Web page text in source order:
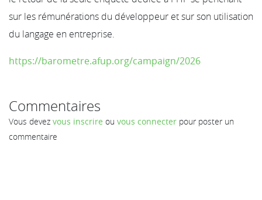
sur les rémunérations du développeur et sur son utilisation
du langage en entreprise.
https://barometre.afup.org/campaign/2026
Commentaires
Vous devez vous inscrire ou vous connecter pour poster un
commentaire